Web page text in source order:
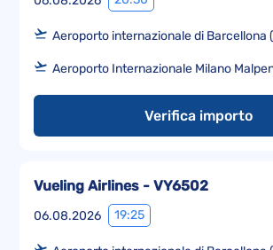
Aeroporto internazionale di Barcellona
Aeroporto Internazionale Milano
Verifica importo
06.08.2026 19:25
Vueling Airlines - VY6502